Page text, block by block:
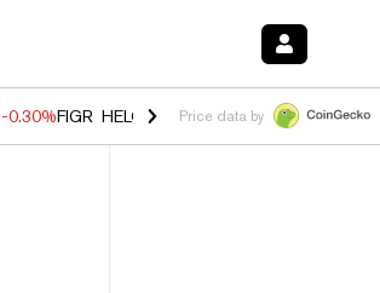
-0.30%FIGR_HELOC $1.02 -0.80% HYPE $55.84
Price data by